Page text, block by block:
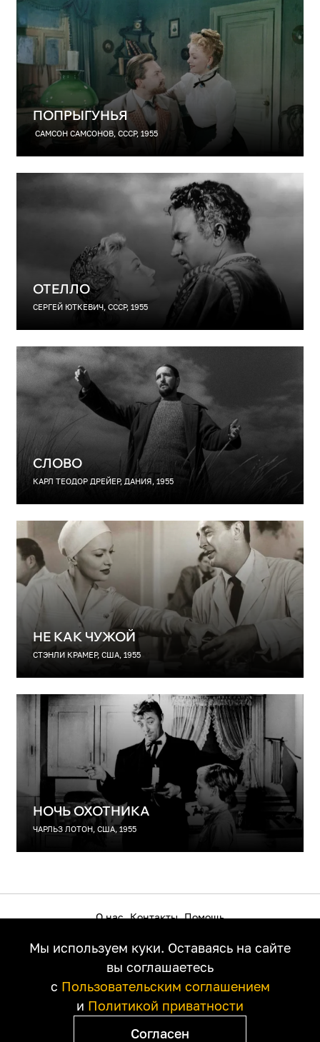
ПОПРЫГУНЬЯ
САМСОН САМСОНОВ, СССР, 1955
ОТЕЛЛО
СЕРГЕЙ ЮТКЕВИЧ, СССР, 1955
СЛОВО
КАРЛ ТЕОДОР ДРЕЙЕР, ДАНИЯ, 1955
НЕ КАК ЧУЖОЙ
СТЭНЛИ КРАМЕР, США, 1955
НОЧЬ ОХОТНИКА
ЧАРЛЬЗ ЛОТОН, США, 1955
Мы используем куки. Оставаясь на сайте
вы соглашаетесь
с Пользовательским соглашением
и Политикой приватности
Согласен
О нас Контакты Помощь
Пользовательское соглашение
Политика приватности
Правообладателям